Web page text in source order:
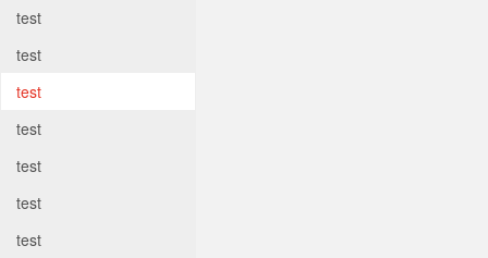
test
test
test
test
test
test
test